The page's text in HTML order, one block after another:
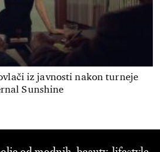
iz javnosti nakon turneje
Sunshine